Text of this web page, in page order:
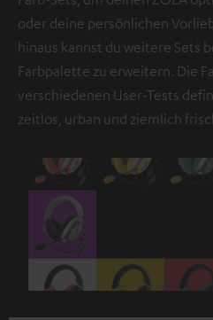
oder deine persönlichen
hinaus kannst du weitere Sets
Farbpalette zu erweitern. Die
verschiedenen User-Tests
zeitlos, urban und ziemlich